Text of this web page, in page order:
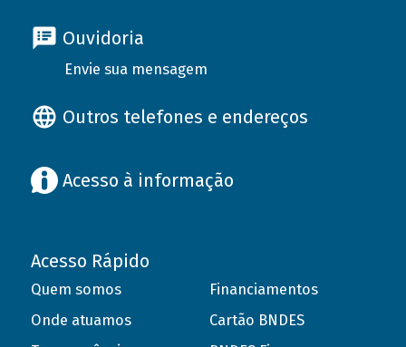
Ouvidoria
Envie sua mensagem
Outros telefones e endereços
Acesso à informação
Acesso Rápido
Quem somos
Onde atuamos
Financiamentos
Cartão BNDES